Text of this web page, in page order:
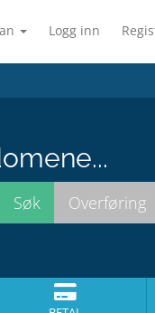
Logg inn